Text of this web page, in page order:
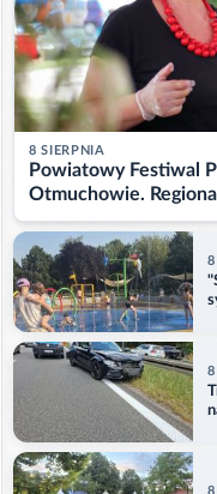
8 SIERPNIA
Powiatowy Festiwal
Otmuchowie.
8
8
8